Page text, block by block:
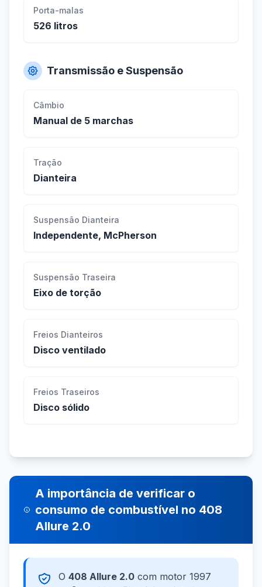
Porta-malas
526 litros
Transmissão e Suspensão
Câmbio
Manual de 5 marchas
Tração
Dianteira
Suspensão Dianteira
Independente, McPherson
Suspensão Traseira
Eixo de torção
Freios Dianteiros
Disco ventilado
Freios Traseiros
Disco sólido
A importância de verificar o
consumo de combustível no 408
Allure 2.0
O 408 Allure 2.0 com motor 1997